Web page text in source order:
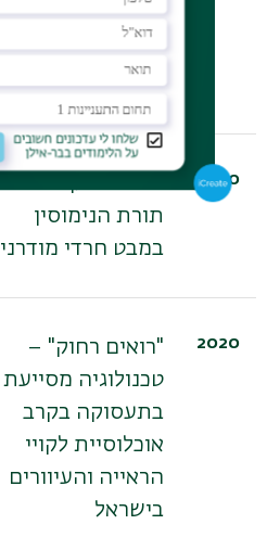
הסדנאות של
אנתוני (טוני)
רובינס
2020
תורת הנימוסין
במבט חרדי מודרני
2020
"רואים רחוק" –
טכנולוגיה מסייעת
בתעסוקה בקרב
אוכלוסיית לקויי
הראייה והעיוורים
בישראל